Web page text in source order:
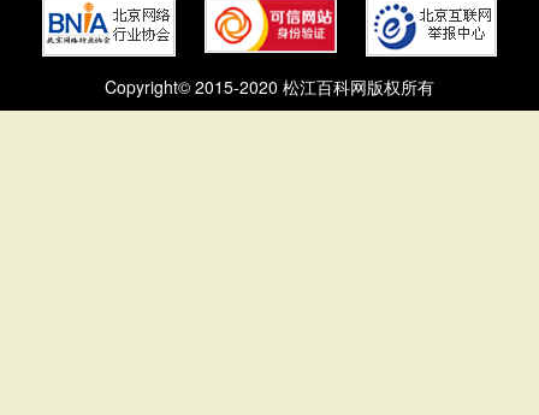
Copyright© 2015-2020 松江百科网版权所有